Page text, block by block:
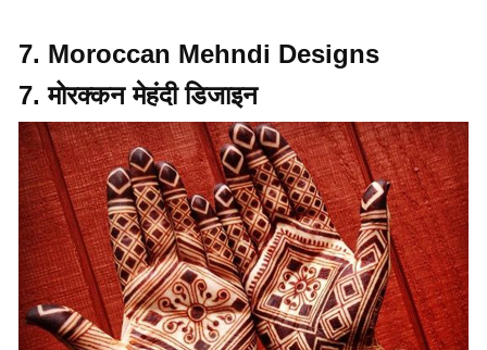
7. Moroccan Mehndi Designs
7. मोरक्कन मेहंदी डिजाइन